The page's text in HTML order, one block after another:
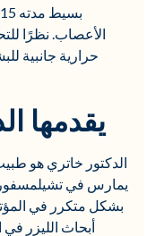
الأعصاب. نظرًا
حرارية جانبية
يقدمها
الدكتور خاتري هو
يمارس في
بشكل متكرر في
أبحاث الليزر في